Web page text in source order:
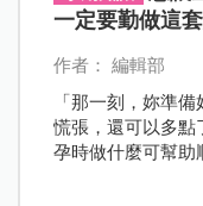
一定要勤做這
作者： 編輯部
「那一刻，妳準
慌張，還可以多點
孕時做什麼可幫助